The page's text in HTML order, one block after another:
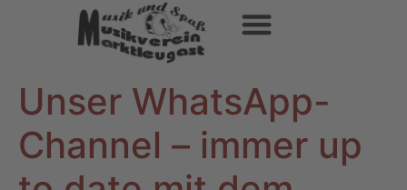
Unser Whats­App-
Channel – immer up